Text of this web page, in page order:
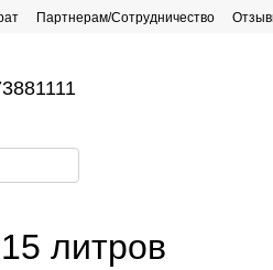
Партнерам/Сотрудничество
литров